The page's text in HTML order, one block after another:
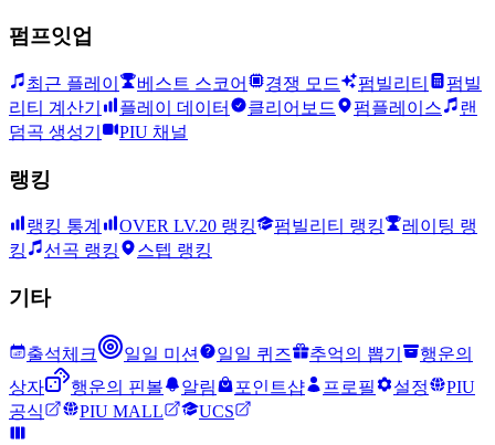
펌프잇업
최근 플레이 베스트 스코어 경쟁 모드 펌빌리티
펌빌
리티 계산기
플레이 데이터 클리어보드 펌플레이스
랜
덤곡 생성기
PIU 채널
랭킹
랭킹 통계 OVER LV.20 랭킹 펌빌리티 랭킹
레이팅 랭
킹
선곡 랭킹 스텝 랭킹
기타
출석체크 일일 미션 일일 퀴즈 추억의 뽑기
행운의
상자
행운의 핀볼 알림 포인트샵 프로필 설정
PIU
공식
PIU MALL UCS